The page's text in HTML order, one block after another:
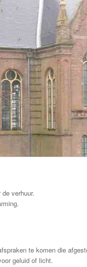
verhuur.
te komen die
geluid of licht.